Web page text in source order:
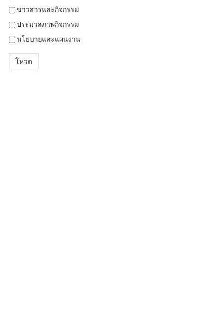
ข่าวสารและกิจกรรม
ประมวลภาพกิจกรรม
นโยบายและแผนงาน